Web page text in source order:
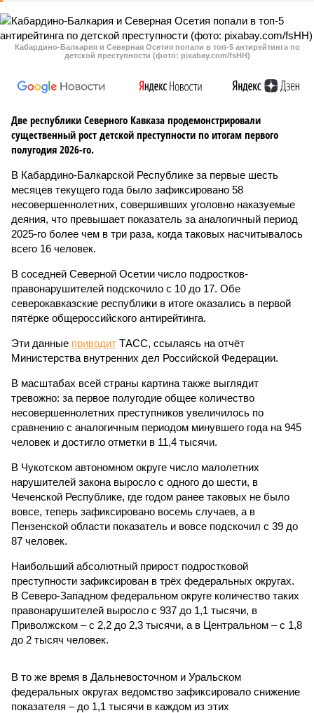
Кабардино-Балкария и Северная Осетия попали в топ-5 антирейтинга по
детской преступности (фото: pixabay.com/fsHH)
Две республики Северного Кавказа продемонстрировали
существенный рост детской преступности по итогам первого
полугодия 2026-го.
В Кабардино-Балкарской Республике за первые шесть
месяцев текущего года было зафиксировано 58
несовершеннолетних, совершивших уголовно наказуемые
деяния, что превышает показатель за аналогичный период
2025-го более чем в три раза, когда таковых насчитывалось
всего 16 человек.
В соседней Северной Осетии число подростков-
правонарушителей подскочило с 10 до 17. Обе
северокавказские республики в итоге оказались в первой
пятёрке общероссийского антирейтинга.
Эти данные приводит ТАСС, ссылаясь на отчёт
Министерства внутренних дел Российской Федерации.
В масштабах всей страны картина также выглядит
тревожно: за первое полугодие общее количество
несовершеннолетних преступников увеличилось по
сравнению с аналогичным периодом минувшего года на 945
человек и достигло отметки в 11,4 тысячи.
В Чукотском автономном округе число малолетних
нарушителей закона выросло с одного до шести, в
Чеченской Республике, где годом ранее таковых не было
вовсе, теперь зафиксировано восемь случаев, а в
Пензенской области показатель и вовсе подскочил с 39 до
87 человек.
Наибольший абсолютный прирост подростковой
преступности зафиксирован в трёх федеральных округах.
В Северо-Западном федеральном округе количество таких
правонарушителей выросло с 937 до 1,1 тысячи, в
Приволжском – с 2,2 до 2,3 тысячи, а в Центральном – с 1,8
до 2 тысяч человек.
В то же время в Дальневосточном и Уральском
федеральных округах ведомство зафиксировало снижение
показателя – до 1,1 тысячи в каждом из этих